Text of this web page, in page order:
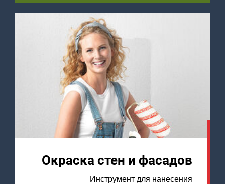
Окраска стен и фасадов
Инструмент для нанесения